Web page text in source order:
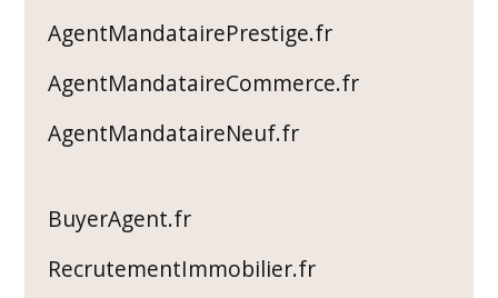
AgentMandatairePrestige.fr
AgentMandataireCommerce.fr
AgentMandataireNeuf.fr
BuyerAgent.fr
RecrutementImmobilier.fr